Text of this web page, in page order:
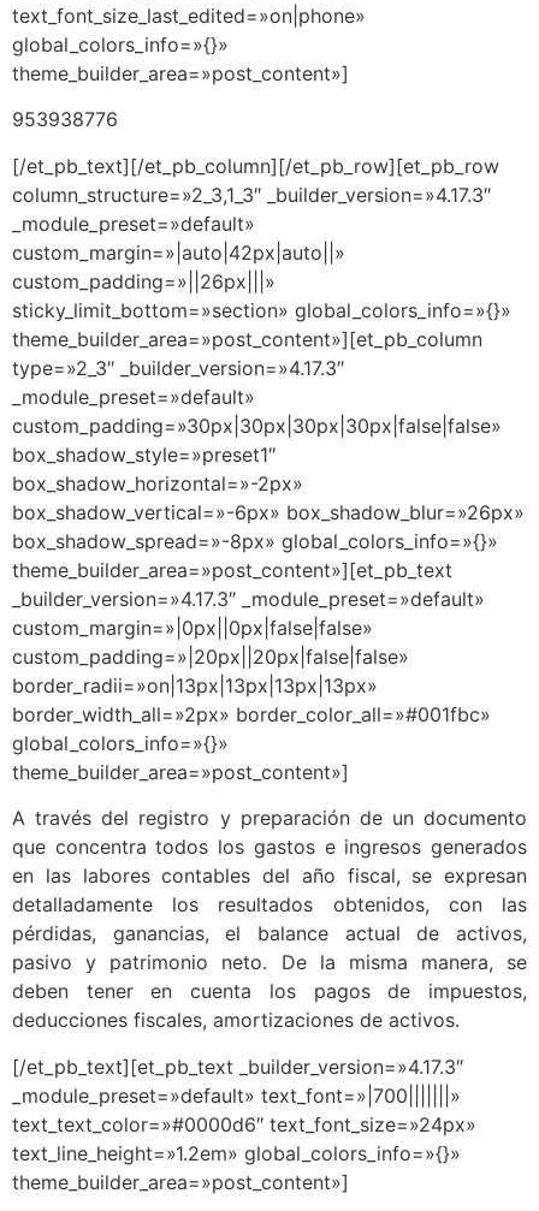
text_font_size_last_edited=»on|phone»
global_colors_info=»{}»
theme_builder_area=»post_content»]
953938776
[/et_pb_text][/et_pb_column][/et_pb_row][et_pb_row
column_structure=»2_3,1_3″ _builder_version=»4.17.3″
_module_preset=»default»
custom_margin=»|auto|42px|auto||»
custom_padding=»||26px|||»
sticky_limit_bottom=»section» global_colors_info=»{}»
theme_builder_area=»post_content»][et_pb_column
type=»2_3″ _builder_version=»4.17.3″
_module_preset=»default»
custom_padding=»30px|30px|30px|30px|false|false»
box_shadow_style=»preset1″
box_shadow_horizontal=»-2px»
box_shadow_vertical=»-6px» box_shadow_blur=»26px»
box_shadow_spread=»-8px» global_colors_info=»{}»
theme_builder_area=»post_content»][et_pb_text
_builder_version=»4.17.3″ _module_preset=»default»
custom_margin=»|0px||0px|false|false»
custom_padding=»|20px||20px|false|false»
border_radii=»on|13px|13px|13px|13px»
border_width_all=»2px» border_color_all=»#001fbc»
global_colors_info=»{}»
theme_builder_area=»post_content»]
A través del registro y preparación de un documento
que concentra todos los gastos e ingresos generados
en las labores contables del año fiscal, se expresan
detalladamente los resultados obtenidos, con las
pérdidas, ganancias, el balance actual de activos,
pasivo y patrimonio neto. De la misma manera, se
deben tener en cuenta los pagos de impuestos,
deducciones fiscales, amortizaciones de activos.
[/et_pb_text][et_pb_text _builder_version=»4.17.3″
_module_preset=»default» text_font=»|700|||||||»
text_text_color=»#0000d6″ text_font_size=»24px»
text_line_height=»1.2em» global_colors_info=»{}»
theme_builder_area=»post_content»]